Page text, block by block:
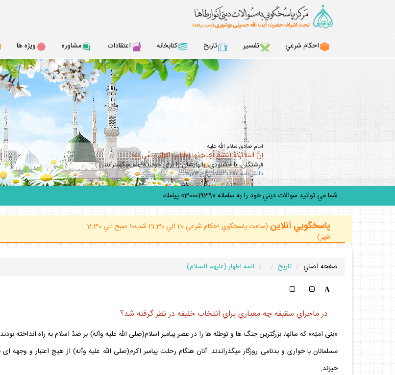
احكام شرعي تفسير تاريخ كتابخانه اعتقادات مشاوره ويژه ها
امام صادق سلام الله عليه :
إنَّ المَلائِكَةَ لَتَضَعُ أجنِحَتَها لِطالِبِ العِلمِ َرِضًى بِهِ؛
فرشتگان، با خشنودى، بال‏هايشان را براى جوينده علم مى‏گسترانند
دانش‌نامه عقايد اسلامي: ح 2174
شما مي توانيد سوالات ديني خود را به سامانه «30001939» پيامك كنيد.
پاسخگويي آنلاين
(ساعت پاسخگوي احكام شرعي 20 الي 21:30 شب10 صبح الي 11:30
ظهر)
صفحه اصلي تاريخ
ائمه اطهار (عليهم السلام)
در ماجراي سقيفه چه معياري براي انتخاب خليفه در نظر گرفته شد؟
«بنى اميّه» كه سالها، بزرگترين جنگ ها و توطئه ها را در عصر پيامبر اسلام(صلى الله عليه وآله) بر ضدّ اسلام به راه انداخته
مسلمانان با خوارى و بدنامى روزگار ميگذراندند. آنان هنگام رحلت پيامبر اكرم(صلى الله عليه وآله) از هيچ اعتبار و وجهه
خيزند.